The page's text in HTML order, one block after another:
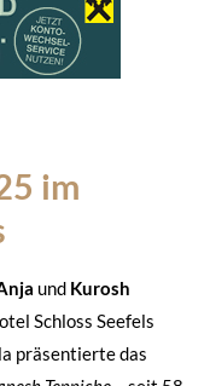
im
und Kurosh
Schloss Seefels
präsentierte das